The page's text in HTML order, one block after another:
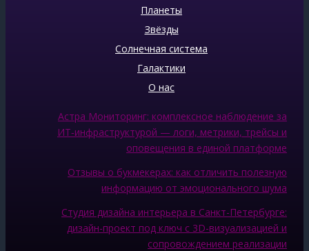
Планеты
Звёзды
Солнечная система
Галактики
О нас
Астра Мониторинг: комплексное наблюдение за
ИТ‑инфраструктурой — логи, метрики, трейсы и
оповещения в единой платформе
Отзывы о букмекерах: как отличить полезную
информацию от эмоционального шума
Студия дизайна интерьера в Санкт-Петербурге:
дизайн-проект под ключ с 3D-визуализацией и
сопровождением реализации